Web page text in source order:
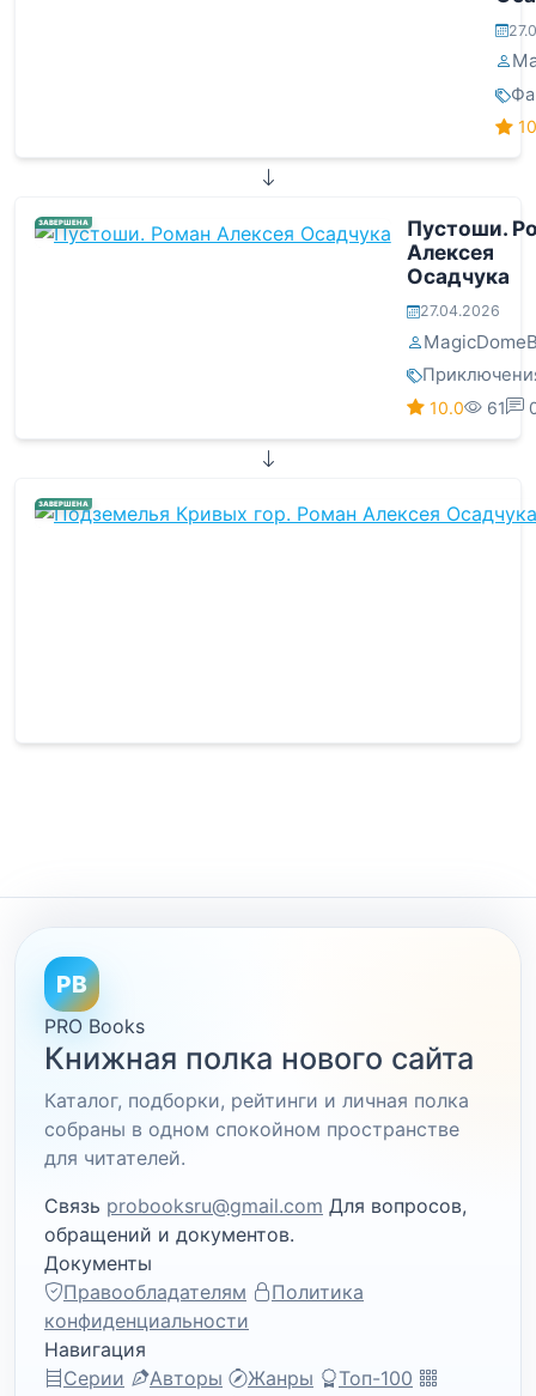
ЗАВЕРШЕНА
Пустоши.
Алексея
Осадчука
27.04.2026
10.0 61
ЗАВЕРШЕНА
PB
PRO Books
Книжная полка нового сайта
Каталог, подборки, рейтинги и личная полка
собраны в одном спокойном пространстве
для читателей.
Связь probooksru@gmail.com Для вопросов,
обращений и документов.
Документы
Правообладателям
Политика
конфиденциальности
Навигация
Серии
Авторы Жанры
Топ-100